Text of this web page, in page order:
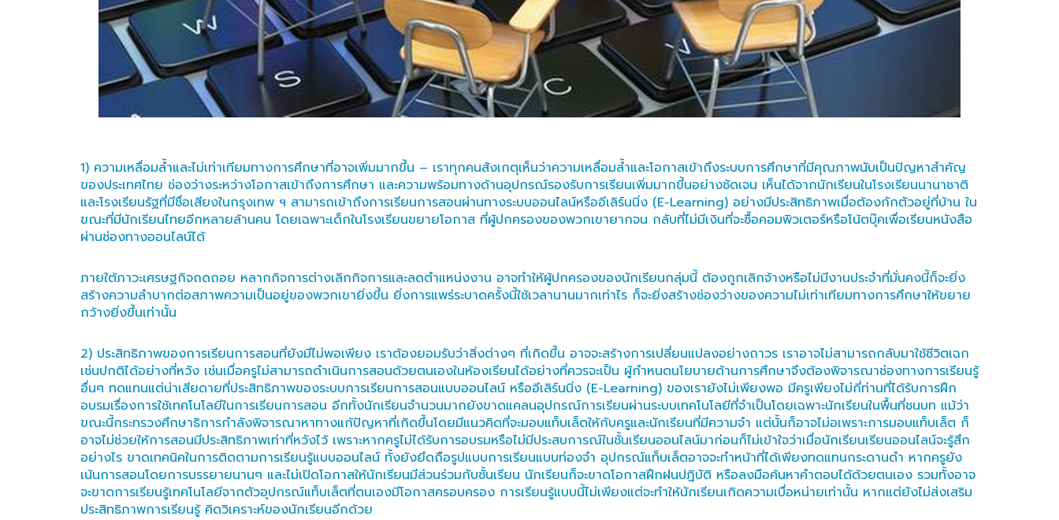
1) ความเหลื่อมล้ำและไม่เท่าเทียมทางการศึกษาที่อาจเพิ่มมากขึ้น – เราทุกคนสังเกตุเห็นว่าความเหลื่อมล้ำและโอกาสเข้าถึงระบบการศึกษาที่มีคุณภาพนับเป็นปัญหาสำคัญ
ของประเทศไทย ช่องว่างระหว่างโอกาสเข้าถึงการศึกษา และความพร้อมทางด้านอุปกรณ์รองรับการเรียนเพิ่มมากขึ้นอย่างชัดเจน เห็นได้จากนักเรียนในโรงเรียนนานาชาติ
และโรงเรียนรัฐที่มีชื่อเสียงในกรุงเทพ ฯ สามารถเข้าถึงการเรียนการสอนผ่านทางระบบออนไลน์หรืออีเลิร์นนิ่ง (E-Learning) อย่างมีประสิทธิภาพเมื่อต้องกักตัวอยู่ที่บ้าน ใน
ขณะที่มีนักเรียนไทยอีกหลายล้านคน โดยเฉพาะเด็กในโรงเรียนขยายโอกาส ที่ผู้ปกครองของพวกเขายากจน กลับที่ไม่มีเงินที่จะซื้อคอมพิวเตอร์หรือโน้ตบุ๊คเพื่อเรียนหนังสือ
ผ่านช่องทางออนไลน์ได้
ภายใต้ภาวะเศรษฐกิจถดถอย หลากกิจการต่างเลิกกิจการและลดตำแหน่งงาน อาจทำให้ผู้ปกครองของนักเรียนกลุ่มนี้ ต้องถูกเลิกจ้างหรือไม่มีงานประจำที่มั่นคงนี้ก็จะยิ่ง
สร้างความลำบากต่อสภาพความเป็นอยู่ของพวกเขายิ่งขึ้น ยิ่งการแพร่ระบาดครั้งนี้ใช้เวลานานมากเท่าไร ก็จะยิ่งสร้างช่องว่างของความไม่เท่าเทียมทางการศึกษาให้ขยาย
กว้างยิ่งขึ้นเท่านั้น
2) ประสิทธิภาพของการเรียนการสอนที่ยังมีไม่พอเพียง เราต้องยอมรับว่าสิ่งต่างๆ ที่เกิดขึ้น อาจจะสร้างการเปลี่ยนแปลงอย่างถาวร เราอาจไม่สามารถกลับมาใช้ชีวิตเฉก
เช่นปกติได้อย่างที่หวัง เช่นเมื่อครูไม่สามารถดำเนินการสอนด้วยตนเองในห้องเรียนได้อย่างที่ควรจะเป็น ผู้กำหนดนโยบายด้านการศึกษาจึงต้องพิจารณาช่องทางการเรียนรู้
อื่นๆ ทดแทนแต่น่าเสียดายที่ประสิทธิภาพของระบบการเรียนการสอนแบบออนไลน์ หรืออีเลิร์นนิ่ง (E-Learning) ของเรายังไม่เพียงพอ มีครูเพียงไม่กี่ท่านที่ได้รับการฝึก
อบรมเรื่องการใช้เทคโนโลยีในการเรียนการสอน อีกทั้งนักเรียนจำนวนมากยังขาดแคลนอุปกรณ์การเรียนผ่านระบบเทคโนโลยีที่จำเป็นโดยเฉพาะนักเรียนในพื้นที่ชนบท แม้ว่า
ขณะนี้กระทรวงศึกษาธิการกำลังพิจารณาหาทางแก้ปัญหาที่เกิดขึ้นโดยมีแนวคิดที่จะมอบแท็บเล็ตให้กับครูและนักเรียนที่มีความจำ แต่นั้นก็อาจไม่อเพราะการมอบแท็บเล็ต ก็
อาจไม่ช่วยให้การสอนมีประสิทธิภาพเท่าที่หวังไว้ เพราะหากครูไม่ได้รับการอบรมหรือไม่มีประสบการณ์ในชั้นเรียนออนไลน์มาก่อนก็ไม่เข้าใจว่าเมื่อนักเรียนเรียนออนไลน์จะรู้สึก
อย่างไร ขาดเทคนิคในการติดตามการเรียนรู้แบบออนไลน์ ทั้งยังยึดถือรูปแบบการเรียนแบบท่องจำ อุปกรณ์แท็บเล็ตอาจจะทำหน้าที่ได้เพียงทดแทนกระดานดำ หากครูยัง
เน้นการสอนโดยการบรรยายนานๆ และไม่เปิดโอกาสให้นักเรียนมีส่วนร่วมกับชั้นเรียน นักเรียนก็จะขาดโอกาสฝึกฝนปฎิบัติ หรือลงมือค้นหาคำตอบได้ด้วยตนเอง รวมทั้งอาจ
จะขาดการเรียนรู้เทคโนโลยีจากตัวอุปกรณ์แท็บเล็ตที่ตนเองมีโอกาสครอบครอง การเรียนรู้แบบนี้ไม่เพียงแต่จะทำให้นักเรียนเกิดความเบื่อหน่ายเท่านั้น หากแต่ยังไม่ส่งเสริม
ประสิทธิภาพการเรียนรู้ คิดวิเคราะห์ของนักเรียนอีกด้วย